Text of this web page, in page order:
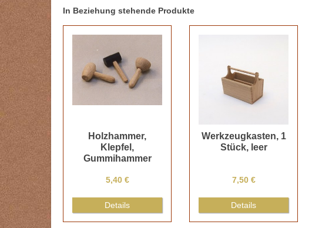
In Beziehung stehende Produkte
Holzhammer,
Klepfel,
Gummihammer
5,40 €
Details
Werkzeugkasten, 1
Stück, leer
7,50 €
Details